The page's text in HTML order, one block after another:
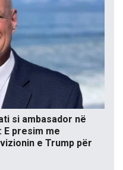
si ambasador në
E presim me
e Trump për